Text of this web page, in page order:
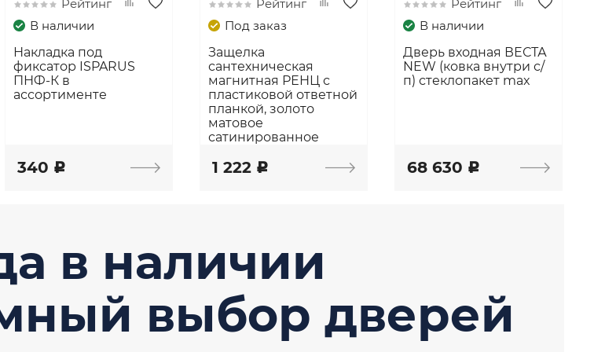
Рейтинг
В наличии
Накладка под
фиксатор ISPARUS
ПНФ-К в
ассортименте
340 c
Рейтинг
Под заказ
Защелка
сантехническая
магнитная РЕНЦ с
пластиковой ответной
планкой, золото
матовое
сатинированное
1 222 c
Рейтинг
В наличии
Дверь входная ВЕСТА
NEW (ковка внутри с/
п) стеклопакет max
68 630 c
в наличии
выбор дверей